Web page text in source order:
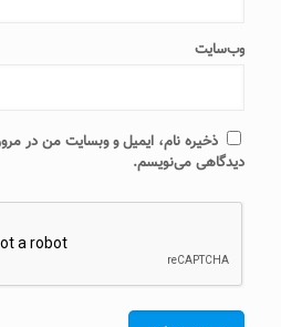
وب‌سایت
ذخیره نام، ایمیل و وبسایت من در
دیدگاهی می‌نویسم.